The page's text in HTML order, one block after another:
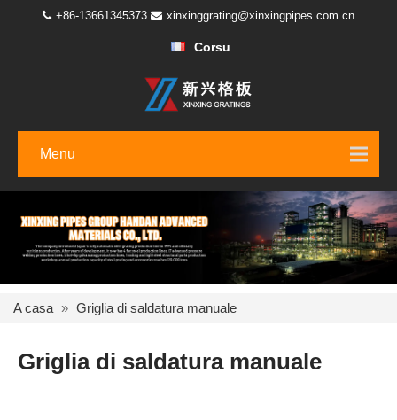
+86-13661345373 xinxinggrating@xinxingpipes.com.cn
Corsu
Menu
A casa » Griglia di saldatura manuale
Griglia di saldatura manuale